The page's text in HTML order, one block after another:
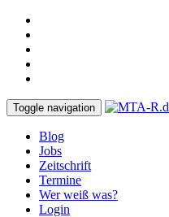
Toggle navigation
Blog
Jobs
Zeitschrift
Termine
Wer weiß was?
Login